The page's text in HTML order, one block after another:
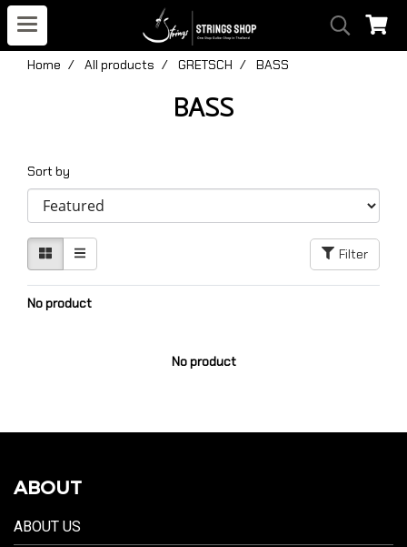
Home All products GRETSCH BASS
BASS
Sort by
Filter
No product
No product
ABOUT
ABOUT US